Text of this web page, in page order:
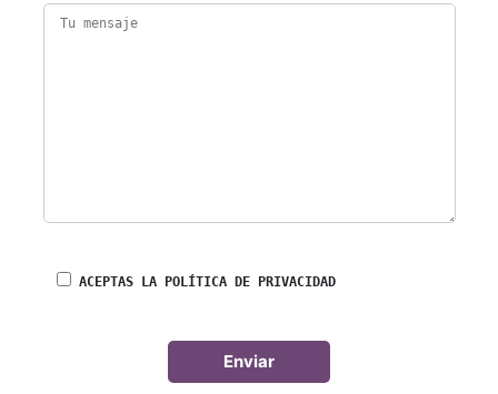
ACEPTAS LA POLÍTICA DE PRIVACIDAD